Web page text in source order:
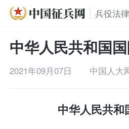
兵役法
中华人民共和国
2021年09月07日 中国人大
中华人民共和